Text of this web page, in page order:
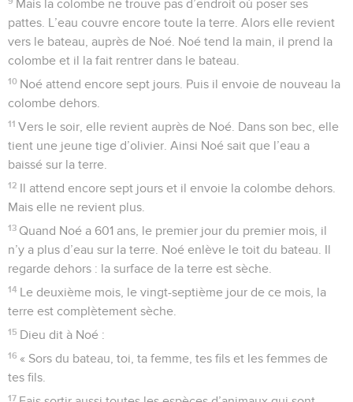
Mais la colombe ne trouve pas d’endroit où poser ses
pattes. L’eau couvre encore toute la terre. Alors elle revient
vers le bateau, auprès de Noé. Noé tend la main, il prend la
colombe et il la fait rentrer dans le bateau.
10 Noé attend encore sept jours. Puis il envoie de nouveau la
colombe dehors.
11 Vers le soir, elle revient auprès de Noé. Dans son bec, elle
tient une jeune tige d’olivier. Ainsi Noé sait que l’eau a
baissé sur la terre.
12 Il attend encore sept jours et il envoie la colombe dehors.
Mais elle ne revient plus.
13 Quand Noé a 601 ans, le premier jour du premier mois, il
n’y a plus d’eau sur la terre. Noé enlève le toit du bateau. Il
regarde dehors : la surface de la terre est sèche.
14 Le deuxième mois, le vingt-septième jour de ce mois, la
terre est complètement sèche.
15 Dieu dit à Noé :
16 « Sors du bateau, toi, ta femme, tes fils et les femmes de
tes fils.
17